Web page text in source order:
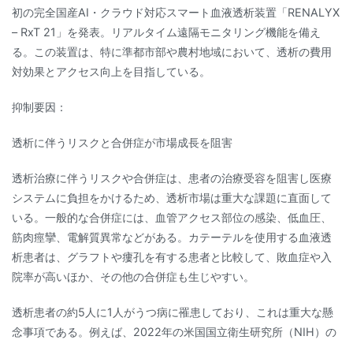
初の完全国産AI・クラウド対応スマート血液透析装置「RENALYX
– RxT 21」を発表。リアルタイム遠隔モニタリング機能を備え
る。この装置は、特に準都市部や農村地域において、透析の費用
対効果とアクセス向上を目指している。
抑制要因：
透析に伴うリスクと合併症が市場成長を阻害
透析治療に伴うリスクや合併症は、患者の治療受容を阻害し医療
システムに負担をかけるため、透析市場は重大な課題に直面して
いる。一般的な合併症には、血管アクセス部位の感染、低血圧、
筋肉痙攣、電解質異常などがある。カテーテルを使用する血液透
析患者は、グラフトや瘻孔を有する患者と比較して、敗血症や入
院率が高いほか、その他の合併症も生じやすい。
透析患者の約5人に1人がうつ病に罹患しており、これは重大な懸
念事項である。例えば、2022年の米国国立衛生研究所（NIH）の